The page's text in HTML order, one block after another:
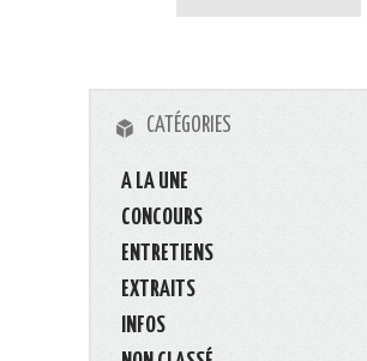
CATÉGORIES
A LA UNE
CONCOURS
ENTRETIENS
EXTRAITS
INFOS